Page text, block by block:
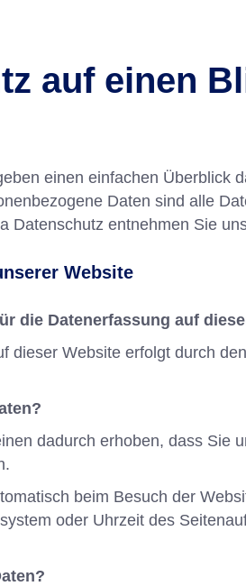
auf einen
einen einfachen Überblick
Daten sind alle
Datenschutz entnehmen Sie
Website
die Datenerfassung auf
dieser Website erfolgt durch
dadurch erhoben, dass Sie
beim Besuch der
oder Uhrzeit des